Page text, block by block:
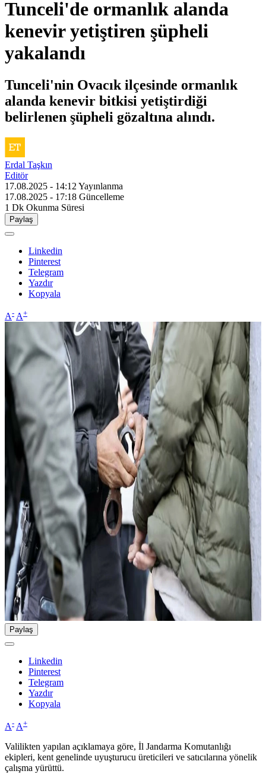
Tunceli'de ormanlık alanda
kenevir yetiştiren şüpheli
yakalandı
Tunceli'nin Ovacık ilçesinde ormanlık
alanda kenevir bitkisi yetiştirdiği
belirlenen şüpheli gözaltına alındı.
Erdal Taşkın
Editör
17.08.2025 - 14:12 Yayınlanma
17.08.2025 - 17:18 Güncelleme
1 Dk Okunma Süresi
Paylaş
Linkedin
Pinterest
Telegram
Yazdır
Kopyala
A- A+
Paylaş
Linkedin
Pinterest
Telegram
Yazdır
Kopyala
A- A+
Valilikten yapılan açıklamaya göre, İl Jandarma Komutanlığı
ekipleri, kent genelinde uyuşturucu üreticileri ve satıcılarına yönelik
çalışma yürüttü.